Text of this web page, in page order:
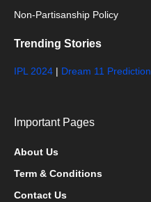
Non-Partisanship Policy
Trending Stories
IPL 2024 | Dream 11 Prediction
Important Pages
About Us
Term & Conditions
Contact Us